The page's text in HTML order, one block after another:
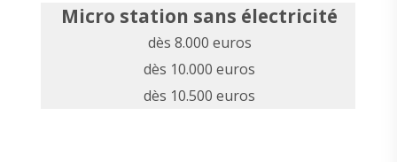
Micro station sans électricité
dès 8.000 euros
dès 10.000 euros
dès 10.500 euros